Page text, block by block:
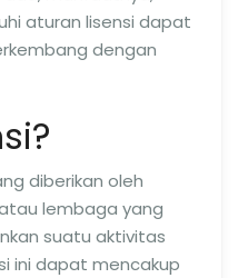
aturan lisensi dapat
dengan
diberikan oleh
lembaga yang
suatu aktivitas
ini dapat mencakup